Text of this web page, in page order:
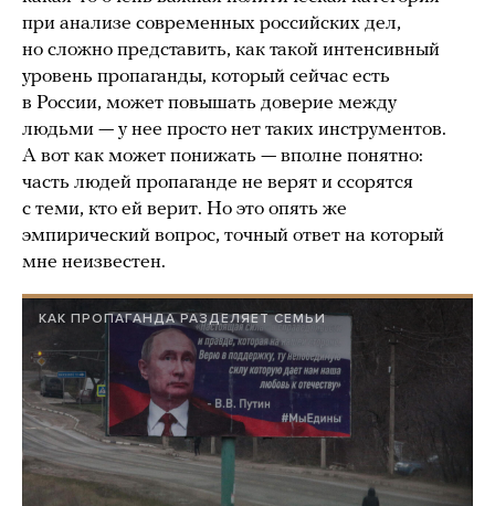
при анализе современных российских дел,
но сложно представить, как такой интенсивный
уровень пропаганды, который сейчас есть
в России, может повышать доверие между
людьми — у нее просто нет таких инструментов.
А вот как может понижать — вполне понятно:
часть людей пропаганде не верят и ссорятся
с теми, кто ей верит. Но это опять же
эмпирический вопрос, точный ответ на который
мне неизвестен.
КАК ПРОПАГАНДА РАЗДЕЛЯЕТ СЕМЬИ